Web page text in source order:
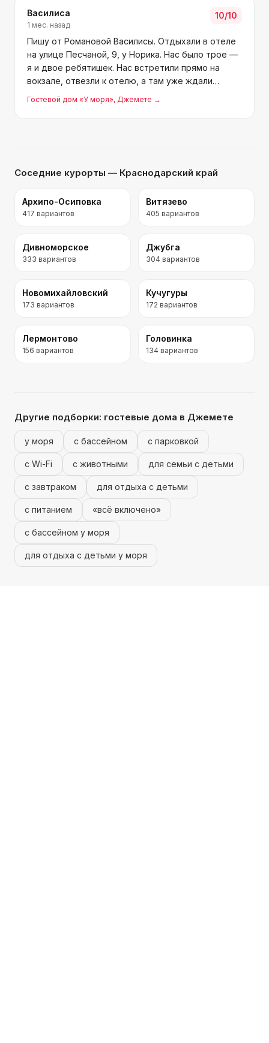
Василиса
1 мес. назад
10/10
Пишу от Романовой Василисы. Отдыхали в отеле
на улице Песчаной, 9, у Норика. Нас было трое —
я и двое ребятишек. Нас встретили прямо на
вокзале, отвезли к отелю, а там уже ждали
добрые женщины Анна и Валентина, проводили в
номер. Нам всё очень понравилось. По плану
Гостевой дом «У моря», Джемете →
Соседние курорты — Краснодарский край
Архипо-Осиповка
417 вариантов
Витязево
405 вариантов
Дивноморское
333 вариантов
Джубга
304 вариантов
Новомихайловский
173 вариантов
Кучугуры
172 вариантов
Лермонтово
156 вариантов
Головинка
134 вариантов
Другие подборки: гостевые дома в Джемете
у моря с бассейном с парковкой
с Wi-Fi с животными для семьи с детьми
с завтраком для отдыха с детьми
с питанием «всё включено»
с бассейном у моря
для отдыха с детьми у моря